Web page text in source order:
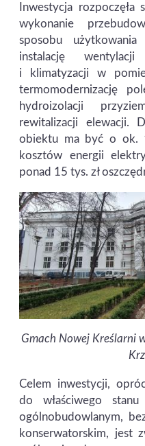
Inwestycja
wykonanie
sposobu użytkowania
instalację
i klimatyzacji w
termomodernizację
hydroizolacji
rewitalizacji elewacji.
obiektu ma być o ok.
kosztów energii
ponad 15 tys. zł
Gmach Nowej Kreślarni
Celem inwestycji,
do właściwego
ogólnobudowlanym,
konserwatorskim, jest